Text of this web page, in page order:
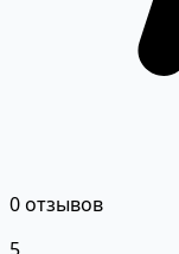
0 отзывов
5